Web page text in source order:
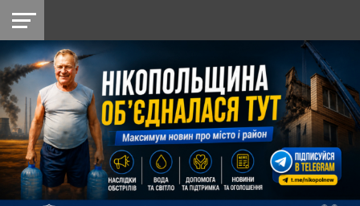
НІКОПОЛЬ
РАЙОН
СІЧЕСЛАВСЬКА
УКРАЇНА
РЕТРО
НІКОПОЛЬ
ЛАЙТ
УКРАЇНА
ДОПОМОГА
РАДІО